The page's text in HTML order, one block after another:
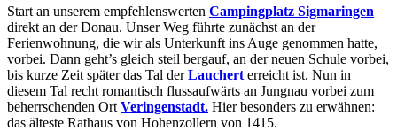
Start an unserem empfehlenswerten Campingplatz Sigmaringen
direkt an der Donau. Unser Weg führte zunächst an der
Ferienwohnung, die wir als Unterkunft ins Auge genommen hatte,
vorbei. Dann geht’s gleich steil bergauf, an der neuen Schule vorbei,
bis kurze Zeit später das Tal derLauchert erreicht ist. Nun in
diesem Tal recht romantisch flussaufwärts an Jungnau vorbei zum
beherrschenden Ort Veringenstadt. Hier besonders zu erwähnen:
das älteste Rathaus von Hohenzollern von 1415.